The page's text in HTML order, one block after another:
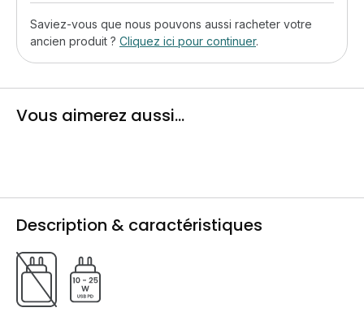
Saviez-vous que nous pouvons aussi racheter votre
ancien produit ? Cliquez ici pour continuer.
Vous aimerez aussi...
Description & caractéristiques